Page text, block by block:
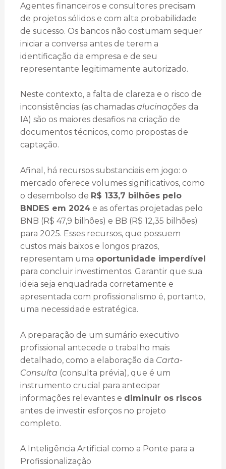
Agentes financeiros e consultores precisam
de projetos sólidos e com alta probabilidade
de sucesso. Os bancos não costumam sequer
iniciar a conversa antes de terem a
identificação da empresa e de seu
representante legitimamente autorizado.
Neste contexto, a falta de clareza e o risco de
inconsistências (as chamadas alucinaçõesda
IA) são os maiores desafios na criação de
documentos técnicos, como propostas de
captação.
Afinal, há recursos substanciais em jogo: o
mercado oferece volumes significativos, como
o desembolso de R$ 133,7 bilhões pelo
BNDES em 2024e as ofertas projetadas pelo
BNB (R$ 47,9 bilhões) e BB (R$ 12,35 bilhões)
para 2025. Esses recursos, que possuem
custos mais baixos e longos prazos,
representam uma oportunidade imperdível
para concluir investimentos. Garantir que sua
ideia seja enquadrada corretamente e
apresentada com profissionalismo é, portanto,
uma necessidade estratégica.
A preparação de um sumário executivo
profissional antecede o trabalho mais
detalhado, como a elaboração da Carta-
Consulta (consulta prévia), que é um
instrumento crucial para antecipar
informações relevantes e diminuir os riscos
antes de investir esforços no projeto
completo.
A Inteligência Artificial como a Ponte para a
Profissionalização